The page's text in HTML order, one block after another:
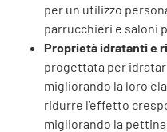
per un utilizzo
parrucchieri e saloni
Proprietà idratanti e
progettata per
migliorando la loro
ridurre l’effetto
migliorando la